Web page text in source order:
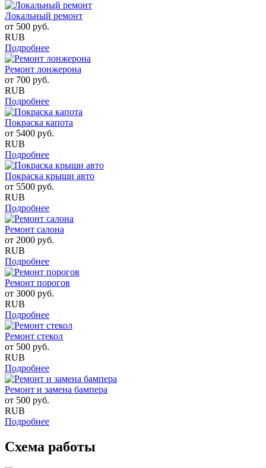
Локальный ремонт
от 500 руб.
RUB
Подробнее
Ремонт лонжерона
от 700 руб.
RUB
Подробнее
Покраска капота
от 5400 руб.
RUB
Подробнее
Покраска крыши авто
от 5500 руб.
RUB
Подробнее
Ремонт салона
от 2000 руб.
RUB
Подробнее
Ремонт порогов
от 3000 руб.
RUB
Подробнее
Ремонт стекол
от 500 руб.
RUB
Подробнее
Ремонт и замена бампера
от 500 руб.
RUB
Подробнее
Схема работы